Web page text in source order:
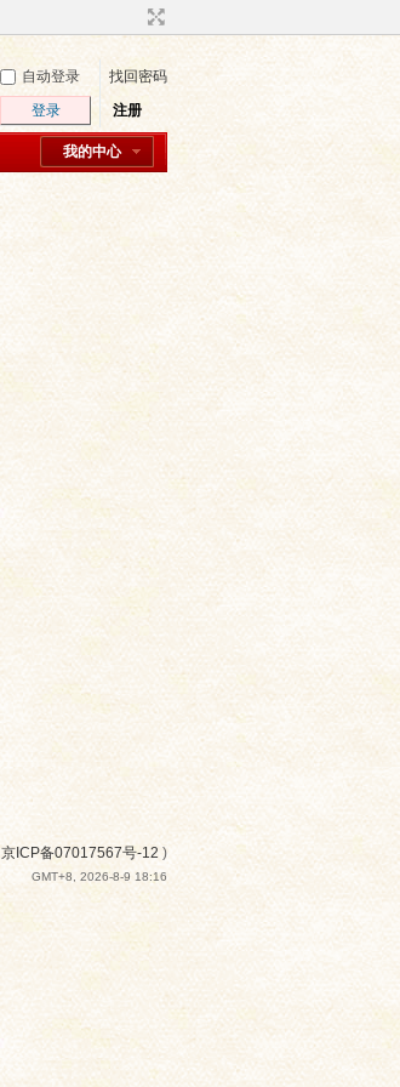
自动登录
找回密码
登录 注册
我的中心
京ICP备07017567号-12 )
GMT+8, 2026-8-9 18:16